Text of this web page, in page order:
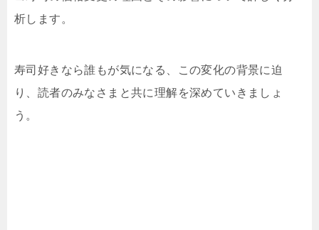
析します。
寿司好きなら誰もが気になる、この変化の背景に迫
り、読者のみなさまと共に理解を深めていきましょ
う。